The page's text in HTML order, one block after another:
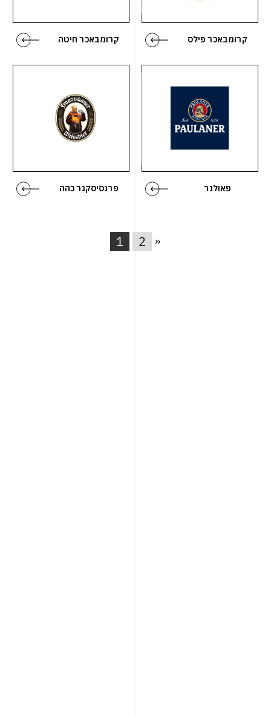
קרומבאכר פילס קרומבאכר חיטה
פאולנר פרנסיסקנר כהה
1 2 »